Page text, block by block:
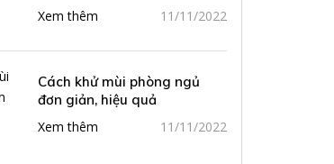
Xem thêm
11/11/2022
Cách khử mùi phòng ngủ
đơn giản, hiệu quả
Xem thêm
11/11/2022